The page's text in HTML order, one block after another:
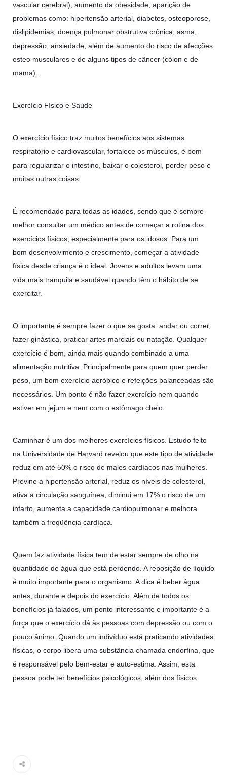
vascular cerebral), aumento da obesidade, aparição de
problemas como: hipertensão arterial, diabetes, osteoporose,
dislipidemias, doença pulmonar obstrutiva crônica, asma,
depressão, ansiedade, além de aumento do risco de afecções
osteo musculares e de alguns tipos de câncer (cólon e de
mama).
Exercício Físico e Saúde
O exercício físico traz muitos benefícios aos sistemas
respiratório e cardiovascular, fortalece os músculos, é bom
para regularizar o intestino, baixar o colesterol, perder peso e
muitas outras coisas.
É recomendado para todas as idades, sendo que é sempre
melhor consultar um médico antes de começar a rotina dos
exercícios físicos, especialmente para os idosos. Para um
bom desenvolvimento e crescimento, começar a atividade
física desde criança é o ideal. Jovens e adultos levam uma
vida mais tranquila e saudável quando têm o hábito de se
exercitar.
O importante é sempre fazer o que se gosta: andar ou correr,
fazer ginástica, praticar artes marciais ou natação. Qualquer
exercício é bom, ainda mais quando combinado a uma
alimentação nutritiva. Principalmente para quem quer perder
peso, um bom exercício aeróbico e refeições balanceadas são
necessários. Um ponto é não fazer exercício nem quando
estiver em jejum e nem com o estômago cheio.
Caminhar é um dos melhores exercícios físicos. Estudo feito
na Universidade de Harvard revelou que este tipo de atividade
reduz em até 50% o risco de males cardíacos nas mulheres.
Previne a hipertensão arterial, reduz os níveis de colesterol,
ativa a circulação sanguínea, diminui em 17% o risco de um
infarto, aumenta a capacidade cardiopulmonar e melhora
também a freqüência cardíaca.
Quem faz atividade física tem de estar sempre de olho na
quantidade de água que está perdendo. A reposição de líquido
é muito importante para o organismo. A dica é beber água
antes, durante e depois do exercício. Além de todos os
benefícios já falados, um ponto interessante e importante é a
força que o exercício dá às pessoas com depressão ou com o
pouco ânimo. Quando um indivíduo está praticando atividades
físicas, o corpo libera uma substância chamada endorfina, que
é responsável pelo bem-estar e auto-estima. Assim, esta
pessoa pode ter benefícios psicológicos, além dos físicos.